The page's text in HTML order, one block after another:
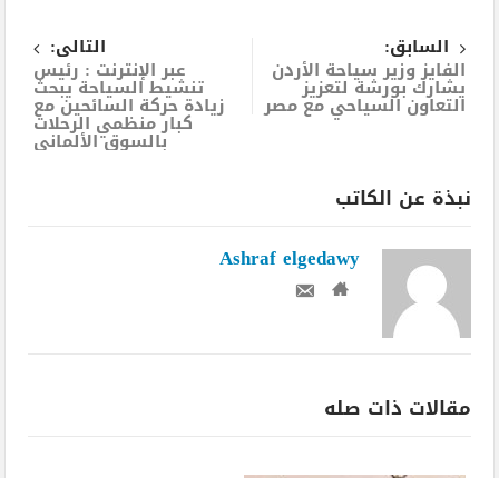
السابق:
الفايز وزير سياحة الأردن
يشارك بورشة لتعزيز
التعاون السياحي مع مصر
التالى:
عبر الإنترنت : رئيس
تنشيط السياحة يبحث
زيادة حركة السائحين مع
كبار منظمي الرحلات
بالسوق الألماني
نبذة عن الكاتب
Ashraf elgedawy
مقالات ذات صله